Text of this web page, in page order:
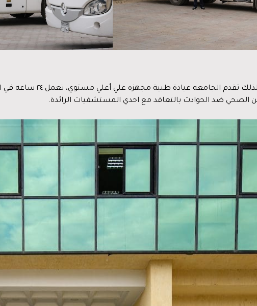
تضع جامعة النهضة صحة
الصحي ضد الحوادث بالتعاقد مع احدي المستشفيات الرائدة.